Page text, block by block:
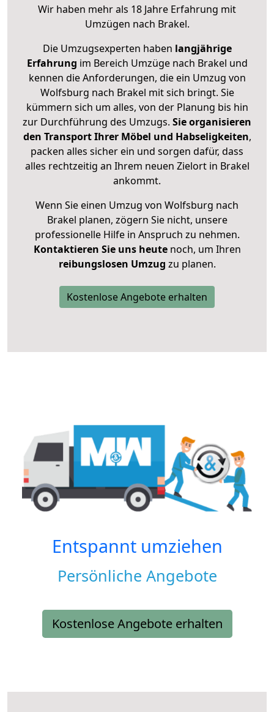
Wir haben mehr als 18 Jahre Erfahrung mit
Umzügen nach Brakel.
Die Umzugsexperten haben langjährige
Erfahrung im Bereich Umzüge nach Brakel und
kennen die Anforderungen, die ein Umzug von
Wolfsburg nach Brakel mit sich bringt. Sie
kümmern sich um alles, von der Planung bis hin
zur Durchführung des Umzugs. Sie organisieren
den Transport Ihrer Möbel und Habseligkeiten,
packen alles sicher ein und sorgen dafür, dass
alles rechtzeitig an Ihrem neuen Zielort in Brakel
ankommt.
Wenn Sie einen Umzug von Wolfsburg nach
Brakel planen, zögern Sie nicht, unsere
professionelle Hilfe in Anspruch zu nehmen.
Kontaktieren Sie uns heutenoch, um Ihren
reibungslosen Umzug zu planen.
Kostenlose Angebote erhalten
Entspannt umziehen
Persönliche Angebote
Kostenlose Angebote erhalten